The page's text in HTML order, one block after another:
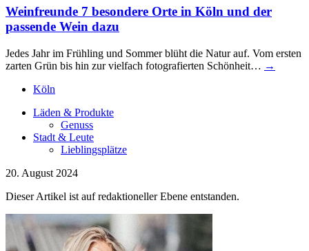
Weinfreunde 7 besondere Orte in Köln und der
passende Wein dazu
Jedes Jahr im Frühling und Sommer blüht die Natur auf. Vom ersten
zarten Grün bis hin zur vielfach fotografierten Schönheit… →
Köln
Läden & Produkte
Genuss
Stadt & Leute
Lieblingsplätze
20. August 2024
Dieser Artikel ist auf redaktioneller Ebene entstanden.